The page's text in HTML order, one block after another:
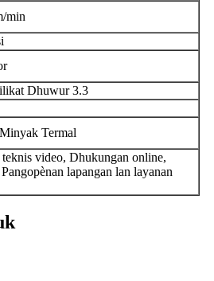
min
Dhuwur 3.3
Termal
video, Dhukungan online,
lapangan lan layanan